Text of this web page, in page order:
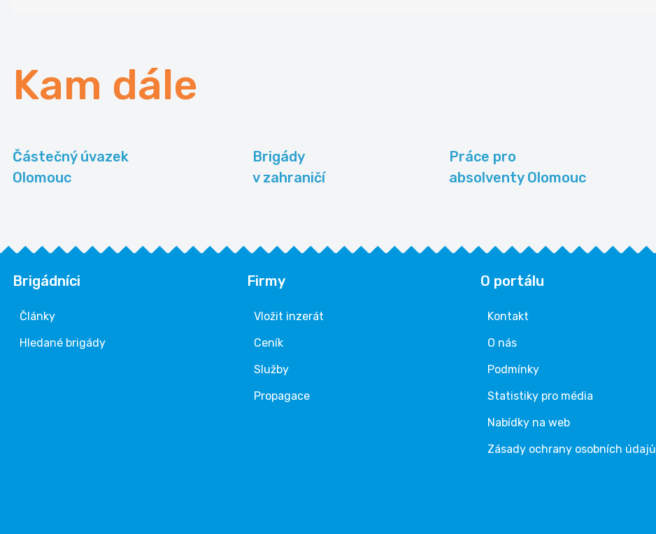
Kam dále
Částečný úvazek
Olomouc
Brigády
v zahraničí
Práce pro
absolventy Olomouc
Brigádníci
Články
Hledané brigády
Firmy
Vložit inzerát
Ceník
Služby
Propagace
O portálu
Kontakt
O nás
Podmínky
Statistiky pro média
Nabídky na web
Zásady ochrany osobních údajů